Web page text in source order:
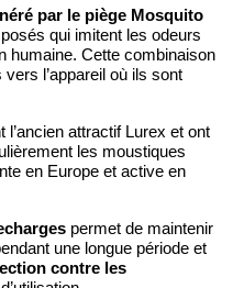
par le piège Mosquito
qui imitent les odeurs
humaine. Cette combinaison
l’appareil où ils sont
attractif Lurex et ont
les moustiques
en Europe et active en
permet de maintenir
une longue période et
contre les